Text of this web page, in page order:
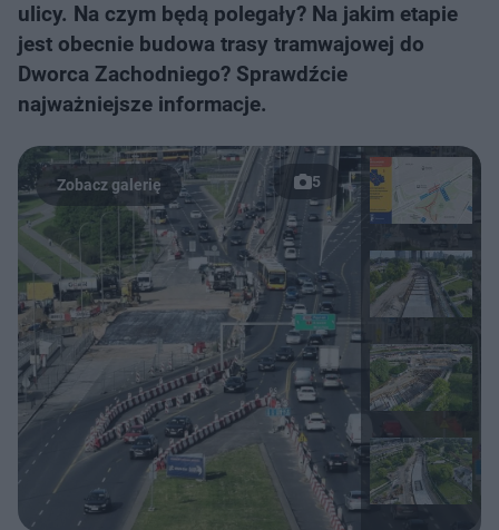
ulicy. Na czym będą polegały? Na jakim etapie
jest obecnie budowa trasy tramwajowej do
Dworca Zachodniego? Sprawdźcie
najważniejsze informacje.
5